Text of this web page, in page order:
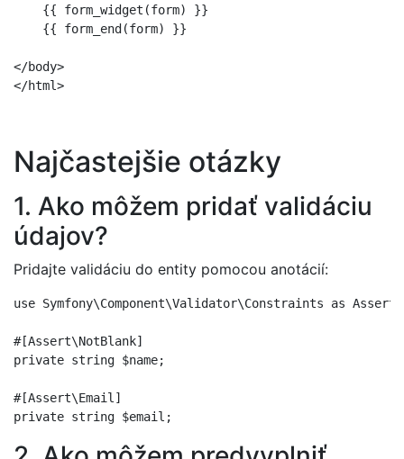
    {{ form_widget(form) }}
    {{ form_end(form) }}
</body>
Najčastejšie otázky
1. Ako môžem pridať validáciu
údajov?
Pridajte validáciu do entity pomocou anotácií:
use Symfony\Component\Validator\Constraints as Assert;
#[Assert\NotBlank]
private string $name;
#[Assert\Email]